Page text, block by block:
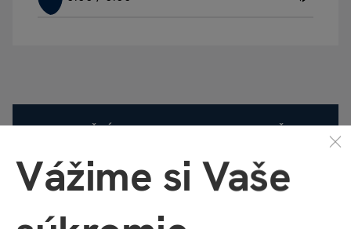
UPOZORNĚNÍ - NEFUNGUJE SAMOSTATNĚ BEZ
Interaktivní mluvící produkty (knihy, hry, puzzle,
samolepky atd.) z edice Kouzelné čtení
Vážime si Vaše